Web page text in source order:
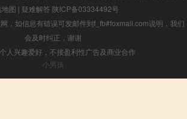
地图 | 疑难解答 陕ICP备03334492号
，如信息有错误可发邮件到f_fb#foxmail.com说明，我们
会及时纠正，谢谢
人兴趣爱好，不接盈利性广告及商业合作
小男孩